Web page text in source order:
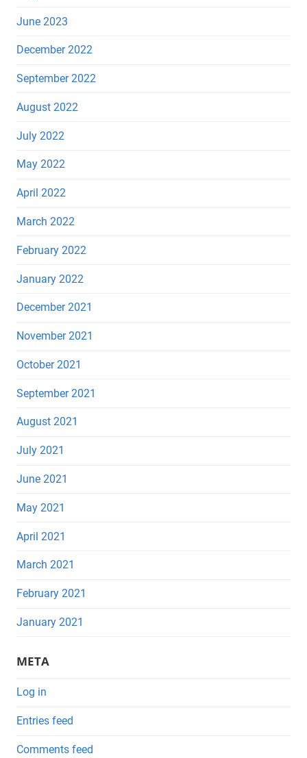
June 2023
December 2022
September 2022
August 2022
July 2022
May 2022
April 2022
March 2022
February 2022
January 2022
December 2021
November 2021
October 2021
September 2021
August 2021
July 2021
June 2021
May 2021
April 2021
March 2021
February 2021
January 2021
META
Log in
Entries feed
Comments feed